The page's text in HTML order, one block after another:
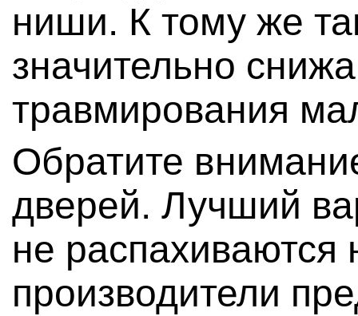
ниши. К тому же
значительно
травмирования
Обратите
дверей. Лучший
не
производители